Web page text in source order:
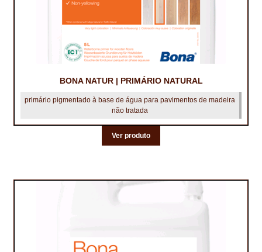
BONA NATUR | PRIMÁRIO NATURAL
primário pigmentado à base de água para pavimentos de madeira
não tratada
Ver produto